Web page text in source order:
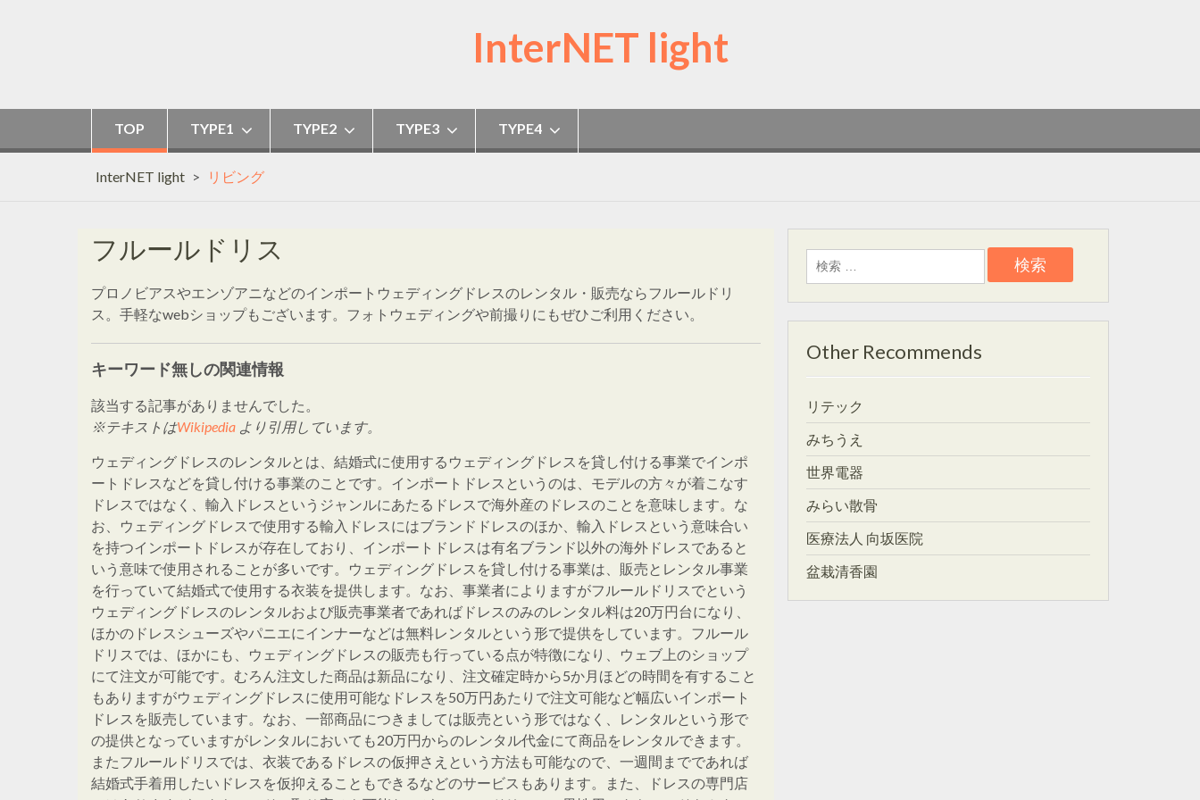
InterNET light
TOP TYPE1 TYPE2 TYPE3 TYPE4
InterNET light > リビング
フルールドリス
プロノビアスやエンゾアニなどのインポートウェディングドレスのレンタル・販売ならフルールドリ
ス。手軽なwebショップもございます。フォトウェディングや前撮りにもぜひご利用ください。
キーワード無しの関連情報
該当する記事がありませんでした。
※テキストはWikipedia より引用しています。
ウェディングドレスのレンタルとは、結婚式に使用するウェディングドレスを貸し付ける事業でインポ
ートドレスなどを貸し付ける事業のことです。インポートドレスというのは、モデルの方々が着こなす
ドレスではなく、輸入ドレスというジャンルにあたるドレスで海外産のドレスのことを意味します。な
お、ウェディングドレスで使用する輸入ドレスにはブランドドレスのほか、輸入ドレスという意味合い
を持つインポートドレスが存在しており、インポートドレスは有名ブランド以外の海外ドレスであると
いう意味で使用されることが多いです。ウェディングドレスを貸し付ける事業は、販売とレンタル事業
を行っていて結婚式で使用する衣装を提供します。なお、事業者によりますがフルールドリスでという
ウェディングドレスのレンタルおよび販売事業者であればドレスのみのレンタル料は20万円台になり、
ほかのドレスシューズやパニエにインナーなどは無料レンタルという形で提供をしています。フルール
ドリスでは、ほかにも、ウェディングドレスの販売も行っている点が特徴になり、ウェブ上のショップ
にて注文が可能です。むろん注文した商品は新品になり、注文確定時から5か月ほどの時間を有すること
もありますがウェディングドレスに使用可能なドレスを50万円あたりで注文可能など幅広いインポート
ドレスを販売しています。なお、一部商品につきましては販売という形ではなく、レンタルという形で
の提供となっていますがレンタルにおいても20万円からのレンタル代金にて商品をレンタルできます。
またフルールドリスでは、衣装であるドレスの仮押さえという方法も可能なので、一週間までであれば
結婚式手着用したいドレスを仮抑えることもできるなどのサービスもあります。また、ドレスの専門店
検
索:
Other Recommends
リテック
みちうえ
世界電器
みらい散骨
医療法人 向坂医院
盆栽清香園